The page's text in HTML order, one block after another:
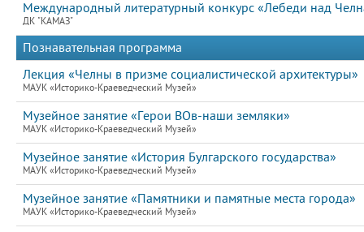
Международный литературный конкурс «Лебеди над
ДК "КАМАЗ"
Познавательная программа
Лекция «Челны в призме социалистической архитектуры»
МАУК «Историко-Краеведческий Музей»
Музейное занятие «Герои ВОв-наши земляки»
МАУК «Историко-Краеведческий Музей»
Музейное занятие «История Булгарского государства»
МАУК «Историко-Краеведческий Музей»
Музейное занятие «Памятники и памятные места города»
МАУК «Историко-Краеведческий Музей»